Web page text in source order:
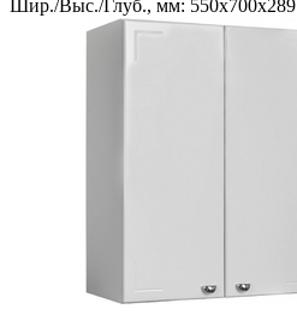
Шир./Выс./Глуб., мм: 550x700x289